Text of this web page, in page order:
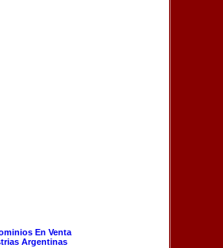
En Venta
Argentinas